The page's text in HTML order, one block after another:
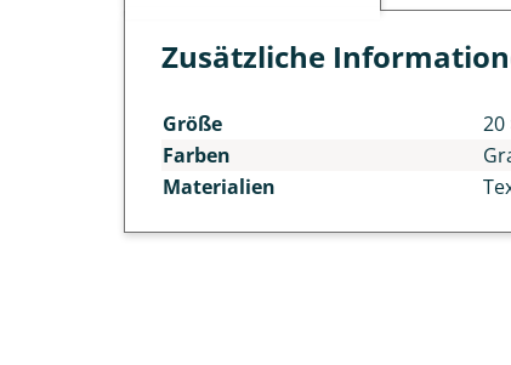
Zusätzliche
Größe
20
Farben
Materialien